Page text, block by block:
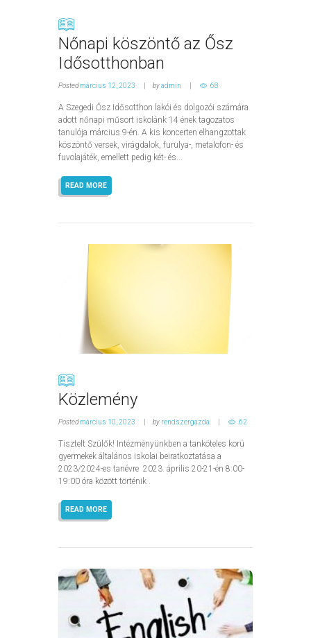
Nőnapi köszöntő az Ősz
Idősotthonban
Postedmárcius 12, 2023 byadmin 68
A Szegedi Ősz Idősotthon lakói és dolgozói számára
adott nőnapi műsort iskolánk 14 ének tagozatos
tanulója március 9-én. A kis koncerten elhangzottak
köszöntő versek, virágdalok, furulya-, metalofon- és
fuvolajáték, emellett pedig két- és...
READ MORE
Közlemény
Postedmárcius 10, 2023 by rendszergazda 62
Tisztelt Szülők! Intézményünkben a tanköteles korú
gyermekek általános iskolai beiratkoztatása a
2023/2024-es tanévre 2023. április 20-21-én 8:00-
19:00 óra között történik .
READ MORE